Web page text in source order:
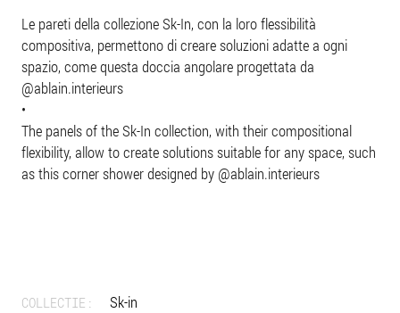
technische vormen
type installatie
gebruikershandleidingen
CORPORATE GOVERNANCE
industrie 4.0
ethische code
whistleblowing policy
Le pareti della collezione Sk-In, con la loro flessibilità
compositiva, permettono di creare soluzioni adatte a ogni
spazio, come questa doccia angolare progettata da
@ablain.interieurs
•
The panels of the Sk-In collection, with their compositional
flexibility, allow to create solutions suitable for any space, such
as this corner shower designed by @ablain.interieurs
COLLECTIE: Sk-in